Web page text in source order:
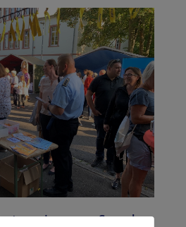
wir unsere Spender